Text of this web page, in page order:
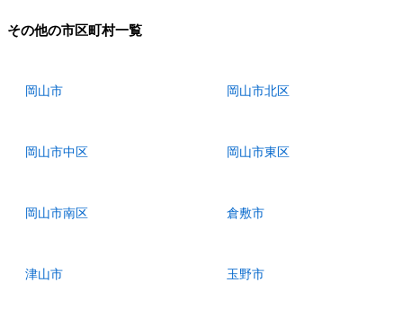
その他の市区町村一覧
岡山市 岡山市北区
岡山市中区 岡山市東区
岡山市南区 倉敷市
津山市 玉野市